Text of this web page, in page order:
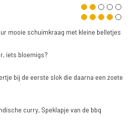
mooie schuimkraag met kleine belletjes
iets bloemigs?
bij de eerste slok die daarna een zoete
curry, Speklapje van de bbq